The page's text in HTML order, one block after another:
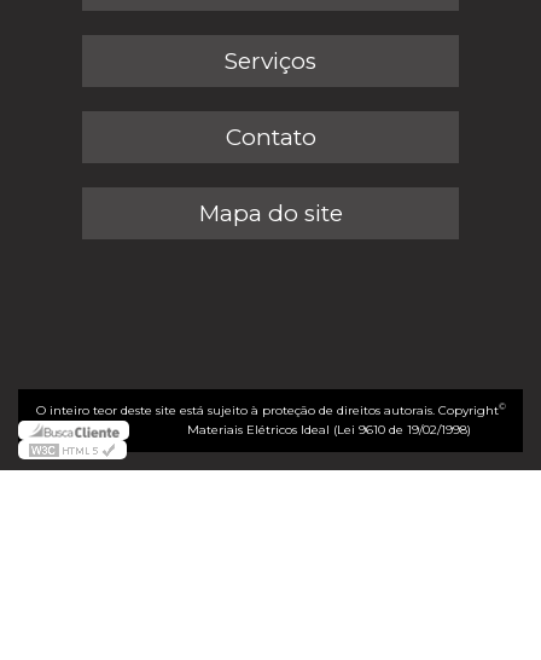
Serviços
Contato
Mapa do site
O inteiro teor deste site está sujeito à proteção de direitos autorais. Copyright©
Materiais Elétricos Ideal (Lei 9610 de 19/02/1998)